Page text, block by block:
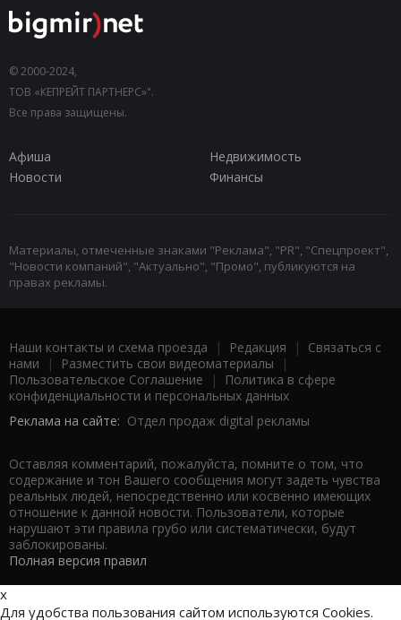
© 2000-2024,
ТОВ «КЕПРЕЙТ ПАРТНЕРС»".
Все права защищены.
Афиша
Недвижимость
Новости
Финансы
Материалы, отмеченные знаками "Реклама", "PR", "Спецпроект",
"Новости компаний", "Актуально", "Промо", публикуются на
правах рекламы.
Наши контакты и схема проезда | Редакция | Связаться с
нами | Разместить свои видеоматериалы |
Пользовательское Соглашение |
Политика в сфере
конфиденциальности и персональных данных
Реклама на сайте: Отдел продаж digital рекламы
Оставляя комментарий, пожалуйста, помните о том, что
содержание и тон Вашего сообщения могут задеть чувства
реальных людей, непосредственно или косвенно имеющих
отношение к данной новости. Пользователи, которые
нарушают эти правила грубо или систематически, будут
заблокированы.
Полная версия правил
x
Для удобства пользования сайтом используются Cookies.